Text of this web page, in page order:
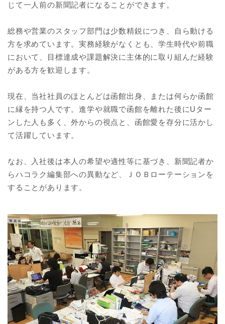
じて一人前の新聞記者になることができます。
総務や営業のスタッフ部門は少数精鋭につき、自ら動ける
方を求めています。実務経験がなくとも、学生時代や前職
において、目標達成や課題解決に主体的に取り組んだ経験
がある方を歓迎します。
現在、当社社員のほとんどは函館出身、または何らか函館
に縁を持つ人です。進学や就職で函館を離れた後にUター
ンした人も多く、外からの視点と、函館愛を存分に活かし
て活躍しています。
なお、入社後は本人の希望や適性等に基づき、新聞記者か
らハコラク編集部への異動など、ＪＯＢローテーションを
することがあります。